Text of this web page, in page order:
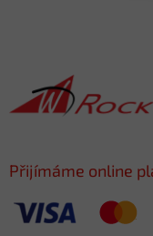
Přijímáme online